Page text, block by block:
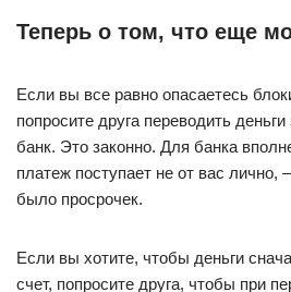
Теперь о том, что еще
Если вы все равно опасаетесь
попросите друга переводить
банк. Это законно. Для банка
платеж поступает не от вас лично,
было просрочек.
Если вы хотите, чтобы деньги
счет, попросите друга, чтобы при